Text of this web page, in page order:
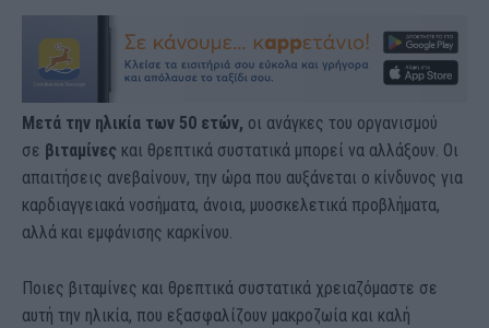
Μετά την ηλικία των 50 ετών, οι ανάγκες του οργανισμού
σε βιταμίνες και θρεπτικά συστατικά μπορεί να αλλάξουν. Οι
απαιτήσεις ανεβαίνουν, την ώρα που αυξάνεται ο κίνδυνος για
καρδιαγγειακά νοσήματα, άνοια, μυοσκελετικά προβλήματα,
αλλά και εμφάνισης καρκίνου.
Ποιες βιταμίνες και θρεπτικά συστατικά χρειαζόμαστε σε
αυτή την ηλικία, που εξασφαλίζουν μακροζωία και καλή